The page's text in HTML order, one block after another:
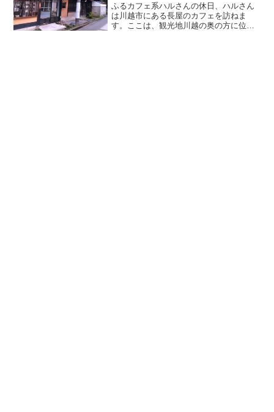
ふるカフェ系ハルさんの休日、ハルさん
は川越市にある長屋のカフェを訪ねま
す。ここは、観光地川越の奥の方に位置